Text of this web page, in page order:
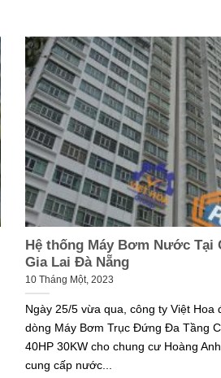
Hệ thống Máy Bơm Nước Tại
Gia Lai Đà Nẵng
10 Tháng Một, 2023
Ngày 25/5 vừa qua, công ty Việt Hoa
dòng Máy Bơm Trục Đứng Đa Tầng
40HP 30KW cho chung cư Hoàng
cung cấp nước...